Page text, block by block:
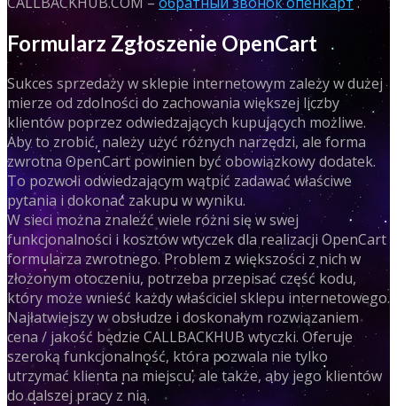
Formularz Zgłoszenie OpenCart
Sukces sprzedaży w sklepie internetowym zależy w dużej
mierze od zdolności do zachowania większej liczby
klientów poprzez odwiedzających kupujących możliwe.
Aby to zrobić, należy użyć różnych narzędzi, ale forma
zwrotna OpenCart powinien być obowiązkowy dodatek.
To pozwoli odwiedzającym wątpić zadawać właściwe
pytania i dokonać zakupu w wyniku.
W sieci można znaleźć wiele różni się w swej
funkcjonalności i kosztów wtyczek dla realizacji OpenCart
formularza zwrotnego. Problem z większości z nich w
złożonym otoczeniu, potrzeba przepisać część kodu,
który może wnieść każdy właściciel sklepu internetowego.
Najłatwiejszy w obsłudze i doskonałym rozwiązaniem
cena / jakość będzie CALLBACKHUB wtyczki. Oferuje
szeroką funkcjonalność, która pozwala nie tylko
utrzymać klienta na miejscu, ale także, aby jego klientów
do dalszej pracy z nią.